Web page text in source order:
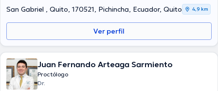
San Gabriel , Quito, 170521, Pichincha, Ecuador, Quito 4,9 km
Ver perfil
Juan Fernando Arteaga Sarmiento
Proctólogo
Dr.